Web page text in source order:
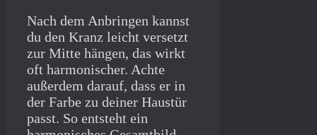
Nach dem Anbringen kannst
du den Kranz leicht versetzt
zur Mitte hängen, das wirkt
oft harmonischer. Achte
außerdem darauf, dass er in
der Farbe zu deiner Haustür
passt. So entsteht ein